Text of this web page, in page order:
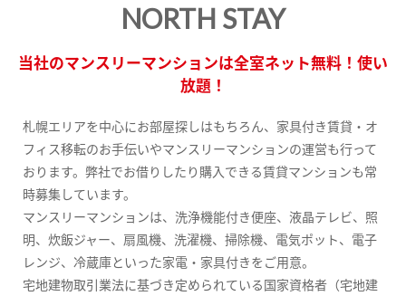
NORTH STAY
当社のマンスリーマンションは全室ネット無料！使い
放題！
札幌エリアを中心にお部屋探しはもちろん、家具付き賃貸・オ
フィス移転のお手伝いやマンスリーマンションの運営も行って
おります。弊社でお借りしたり購入できる賃貸マンションも常
時募集しています。
マンスリーマンションは、洗浄機能付き便座、液晶テレビ、照
明、炊飯ジャー、扇風機、洗濯機、掃除機、電気ポット、電子
レンジ、冷蔵庫といった家電・家具付きをご用意。
宅地建物取引業法に基づき定められている国家資格者（宅地建